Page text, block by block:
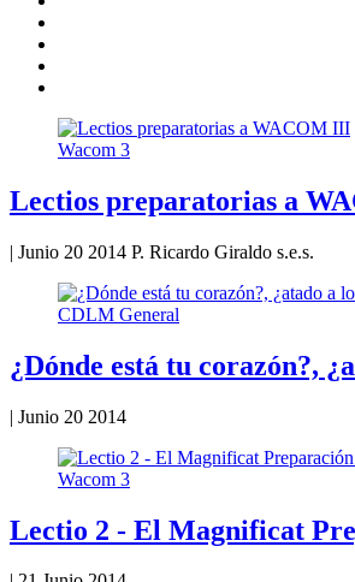
Wacom 3
Lectios preparatorias a
| Junio 20 2014 P. Ricardo Giraldo s.e.s.
CDLM General
¿Dónde está tu corazón?,
| Junio 20 2014
Wacom 3
Lectio 2 - El Magnificat